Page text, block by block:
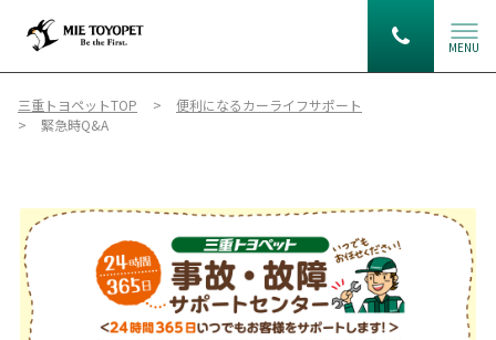
MENU
三重トヨペットTOP
便利になるカーライフサポート
緊急時Q&A